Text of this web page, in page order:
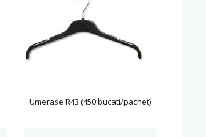
Umerase R43 (450 bucati/pachet)